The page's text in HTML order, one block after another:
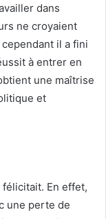
dans
ne croyaient
il a fini
à entrer en
une maîtrise
et
félicitait. En effet,
une perte de